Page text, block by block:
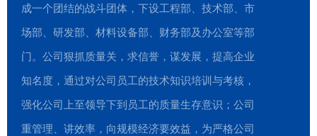
成一个团结的战斗团体，下设工程部、技术部、市
场部、研发部、材料设备部、财务部及办公室等部
门。公司狠抓质量关，求信誉，谋发展，提高企业
知名度，通过对公司员工的技术知识培训与考核，
强化公司上至领导下到员工的质量生存意识；公司
重管理、讲效率，向规模经济要效益，为严格公司